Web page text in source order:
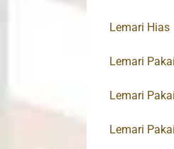
Lemari Hias
Lemari
Lemari
Lemari